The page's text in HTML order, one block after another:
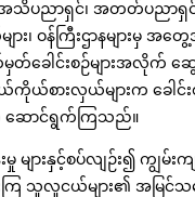
ပညာရှင်၊ အတတ်ပညာရှင်
ား၊ ဝန်ကြီးဌာနများမှ
ေါင်းစဉ်များအလိုက် ဆွေးနွ
စားလှယ်များက ခေါင်
ဆောင်ရွက်ကြသည်။
ျားနှင့်စပ်လျဉ်း၍ ကျွမ်းက
ကြ သူလူငယ်များ၏ အမြင်သဘ